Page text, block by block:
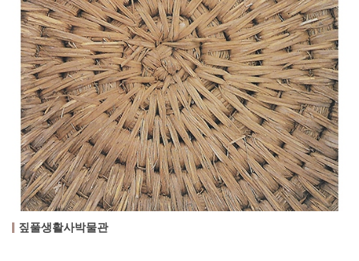
짚풀생활사박물관